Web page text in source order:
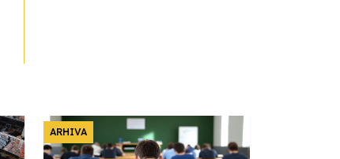
ARHIVA